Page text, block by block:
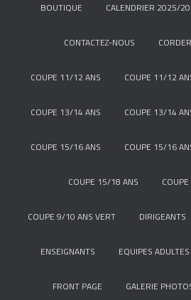
BOUTIQUE CALENDRIER 2025/
CONTACTEZ-NOUS
COUPE 11/12 ANS COUPE 11/12
COUPE 13/14 ANS COUPE 13/14
COUPE 15/16 ANS COUPE 15/16
COUPE 15/18 ANS
COUPE 9/10 ANS VERT DIRIGEANTS
ENSEIGNANTS EQUIPES ADULTES
FRONT PAGE GALERIE